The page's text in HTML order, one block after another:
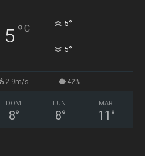
5 °C 5°
5°
2.9m/s 42%
DOM
8°
LUN
8°
MAR
11 °